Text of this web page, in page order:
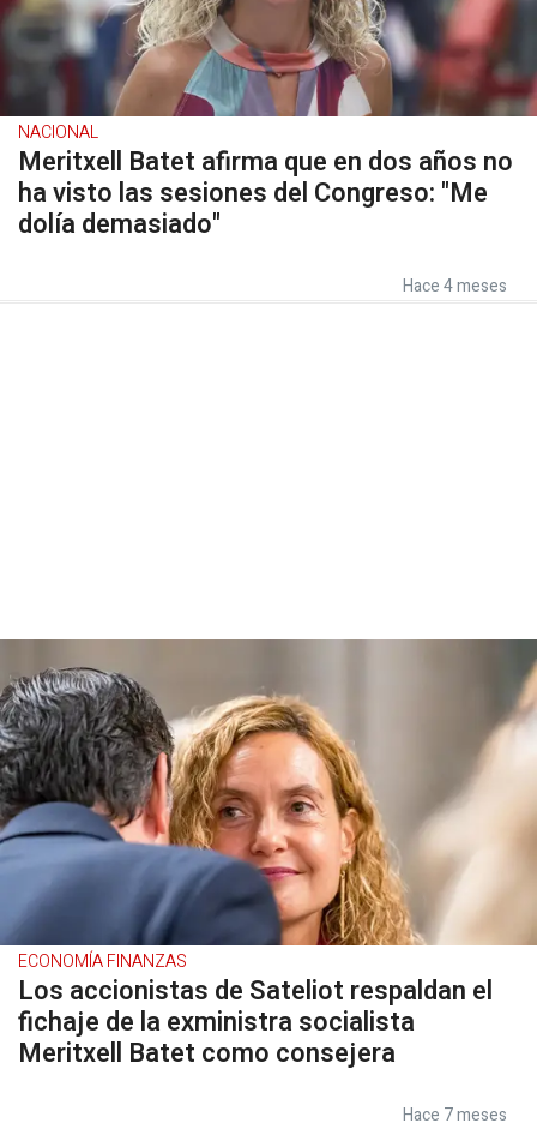
NACIONAL
Meritxell Batet afirma que en dos años no
ha visto las sesiones del Congreso: "Me
dolía demasiado"
Hace 4 meses
ECONOMÍA FINANZAS
Los accionistas de Sateliot respaldan el
fichaje de la exministra socialista
Meritxell Batet como consejera
Hace 7 meses